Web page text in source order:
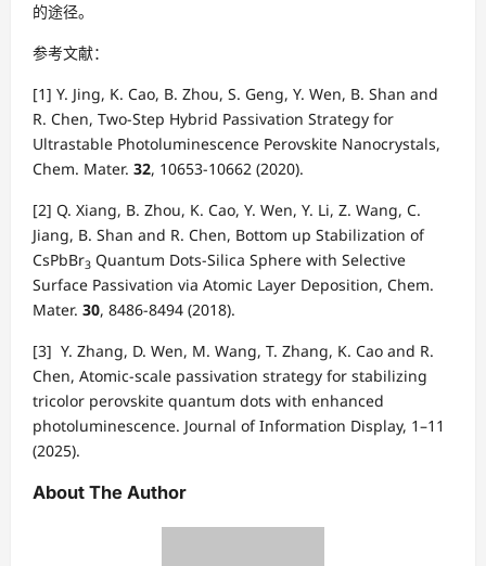
的途径。
参考文献：
[1] Y. Jing, K. Cao, B. Zhou, S. Geng, Y. Wen, B. Shan and
R. Chen, Two-Step Hybrid Passivation Strategy for
Ultrastable Photoluminescence Perovskite Nanocrystals,
Chem. Mater. 32, 10653-10662 (2020).
[2] Q. Xiang, B. Zhou, K. Cao, Y. Wen, Y. Li, Z. Wang, C.
Jiang, B. Shan and R. Chen, Bottom up Stabilization of
CsPbBr3 Quantum Dots-Silica Sphere with Selective
Surface Passivation via Atomic Layer Deposition, Chem.
Mater. 30, 8486-8494 (2018).
[3] Y. Zhang, D. Wen, M. Wang, T. Zhang, K. Cao and R.
Chen, Atomic-scale passivation strategy for stabilizing
tricolor perovskite quantum dots with enhanced
photoluminescence. Journal of Information Display, 1–11
(2025).
About The Author